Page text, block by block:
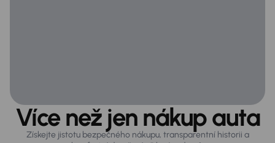
Virtuální kokpit
Více než jen nákup auta
Získejte jistotu bezpečného nákupu, transparentní historii a